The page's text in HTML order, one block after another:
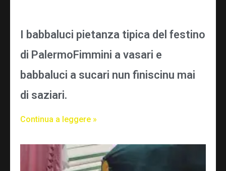
I babbaluci pietanza tipica del festino
di PalermoFimmini a vasari e
babbaluci a sucari nun finiscinu mai
di saziari.
Continua a leggere »